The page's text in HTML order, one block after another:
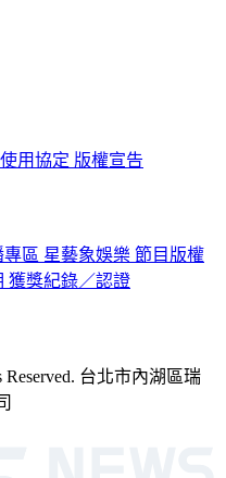
用協定 版權宣告
專區 星藝象娛樂 節目版權
獲獎紀錄／認證
台北市內湖區瑞